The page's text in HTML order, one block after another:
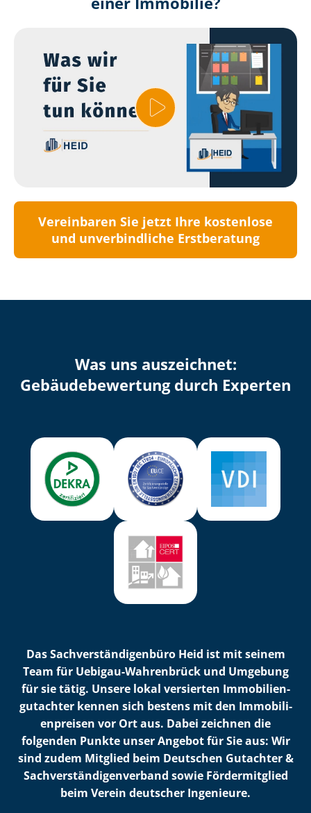
Vereinbaren Sie jetzt Ihre kostenlose
und unverbindliche Erstberatung
Was uns auszeichnet:
Ge­bäu­de­be­wer­tung durch Experten
Das Sach­ver­stän­di­gen­bü­ro Heid ist mit seinem
Team für Uebigau-Wahrenbrück und Umgebung
für sie tätig. Unsere lokal versierten Im­mo­bi­li­en­
gut­ach­ter kennen sich bestens mit den Im­mo­bi­li­
en­prei­sen vor Ort aus. Dabei zeichnen die
folgenden Punkte unser Angebot für Sie aus: Wir
sind zudem Mitglied beim Deutschen Gutachter &
Sach­ver­stän­di­gen­ver­band sowie Fördermitglied
beim Verein deutscher Ingenieure.